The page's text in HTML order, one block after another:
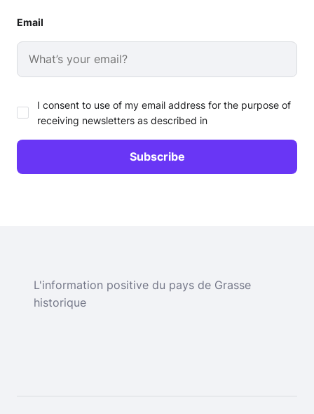
Email
I consent to use of my email address for the purpose of
receiving newsletters as described in
L'information positive du pays de Grasse
historique